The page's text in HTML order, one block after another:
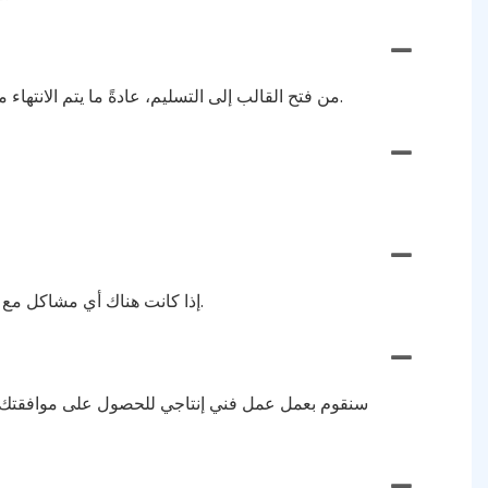
من فتح القالب إلى التسليم، عادةً ما يتم الانتهاء منه خلال 7 إلى 10 أيام، اعتمادًا على التصميم والكمية. يتم قبول الطلبات العاجلة، لدينا خط إنتاج خاص لخدمة الطلبات السريعة.
إذا كانت هناك أي مشاكل مع المنتج، فلا تتردد في الاتصال بنا للحصول على إرجاع أو استبدال مجاني. نحن نحرص بشدة على خدمة كل عميل بشكل مسؤول.